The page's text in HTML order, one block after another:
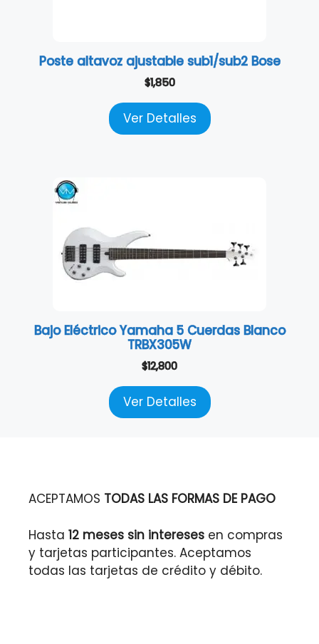
Poste altavoz ajustable sub1/sub2 Bose
$1,850
Ver Detalles
Bajo Eléctrico Yamaha 5 Cuerdas Blanco
TRBX305W
$12,800
Ver Detalles
ACEPTAMOS TODAS LAS FORMAS DE PAGO
Hasta 12 meses sin intereses en compras
y tarjetas participantes. Aceptamos
todas las tarjetas de crédito y débito.